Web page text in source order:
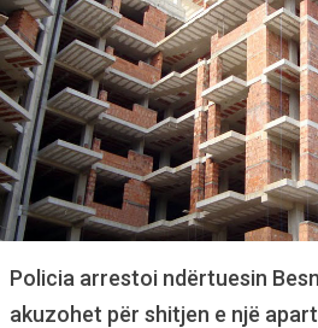
Policia arrestoi ndërtuesin
akuzohet për shitjen e një